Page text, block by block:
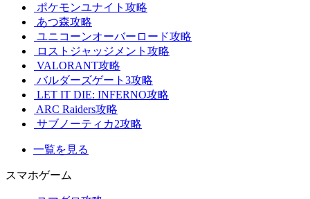
ポケモンユナイト攻略
あつ森攻略
ユニコーンオーバーロード攻略
ロストジャッジメント攻略
VALORANT攻略
バルダーズゲート3攻略
LET IT DIE: INFERNO攻略
ARC Raiders攻略
サブノーティカ2攻略
一覧を見る
スマホゲーム